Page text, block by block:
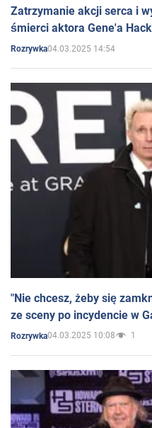
Zatrzymanie akcji serca i
śmierci aktora Gene'a
Rozrywka04.03.2025 14:54
"Nie chcesz, żeby się
ze sceny po incydencie w
Rozrywka04.03.2025 10:08 1